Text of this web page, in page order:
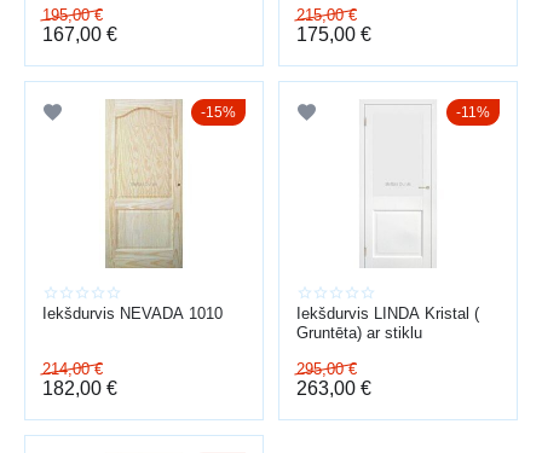
195,00 €
167,00 €
215,00 €
175,00 €
15%
Iekšdurvis NEVADA 1010
214,00 €
182,00 €
11%
Iekšdurvis LINDA Kristal (
Gruntēta) ar stiklu
295,00 €
263,00 €